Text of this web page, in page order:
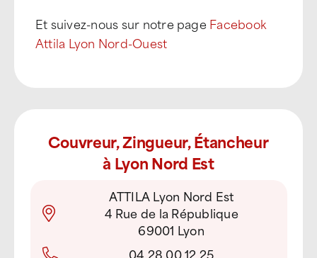
Et suivez-nous sur notre page Facebook
Attila Lyon Nord-Ouest
Couvreur, Zingueur, Étancheur
à Lyon Nord Est
ATTILA Lyon Nord Est
4 Rue de la République
69001 Lyon
04 28 00 12 25